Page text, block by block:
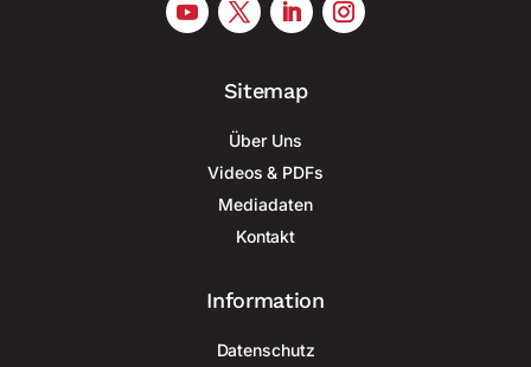
Sitemap
Über Uns
Videos & PDFs
Mediadaten
Kontakt
Information
Datenschutz